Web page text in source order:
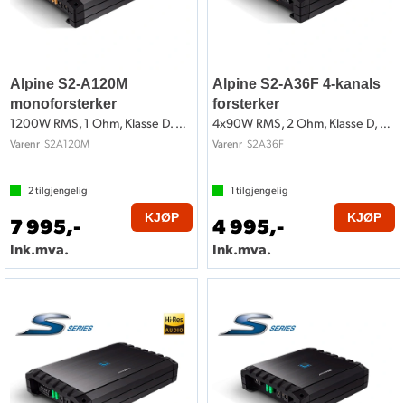
Alpine S2-A120M
monoforsterker
1200W RMS, 1 Ohm, Klasse D. S-Serie
Varenr S2A120M
2tilgjengelig
7 995,-
Ink.mva.
KJØP
Alpine S2-A36F 4-kanals
forsterker
4x90W RMS, 2 Ohm, Klasse D, Hi-Res
Varenr S2A36F
1 tilgjengelig
4 995,-
Ink.mva.
KJØP